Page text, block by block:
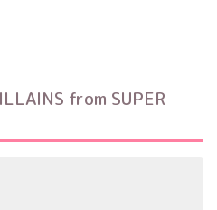
from SUPER